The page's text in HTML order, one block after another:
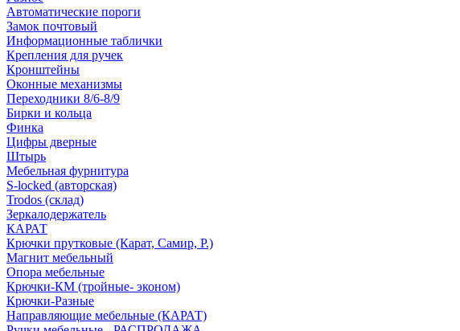
Автоматические пороги
Замок почтовый
Информационные таблички
Крепления для ручек
Кронштейны
Оконные механизмы
Переходники 8/6-8/9
Бирки и кольца
Финка
Цифры дверные
Штырь
Мебельная фурнитура
S-locked (авторская)
Trodos (склад)
Зеркалодержатель
КАРАТ
Крючки прутковые (Карат, Самир, Р.)
Магнит мебельный
Опора мебельные
Крючки-КМ (тройные- эконом)
Крючки-Разные
Направляющие мебельные (КАРАТ)